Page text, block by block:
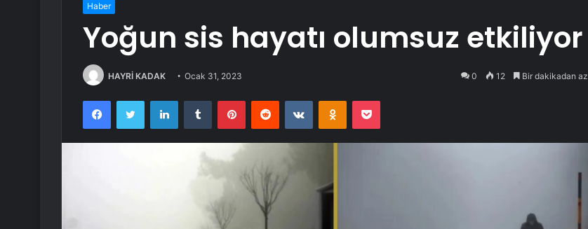
Haber
Yoğun sis hayatı olumsuz etkiliyor
HAYRİ KADAK Ocak 31, 2023 0 12 Bir dakikadan az
FacebookTwitter LinkedInTumblr PinterestReddit VKontakteOdnoklassniki
Pocket